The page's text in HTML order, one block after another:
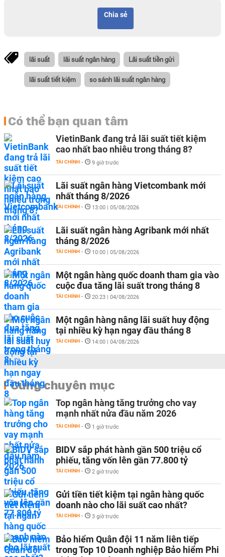
Chia sẻ
lãi suất lãi suất ngân hàng Lãi suất tiền gửi
lãi suất tiết kiệm so sánh lãi suất ngân hàng
Có thể bạn quan tâm
VietinBank đang trả lãi suất tiết kiệm
cao nhất bao nhiêu trong tháng 8?
TÀI CHÍNH - 9 giờ trước
Lãi suất ngân hàng Vietcombank mới
nhất tháng 8/2026
TÀI CHÍNH - 13:00 | 05/08/2026
Lãi suất ngân hàng Agribank mới nhất
tháng 8/2026
TÀI CHÍNH - 10:00 | 05/08/2026
Một ngân hàng quốc doanh tham gia vào
cuộc đua tăng lãi suất trong tháng 8
TÀI CHÍNH - 20:23 | 04/08/2026
Một ngân hàng nâng lãi suất huy động
tại nhiều kỳ hạn ngay đầu tháng 8
TÀI CHÍNH - 14:00 | 04/08/2026
Cùng chuyên mục
Top ngân hàng tăng trưởng cho vay
mạnh nhất nửa đầu năm 2026
TÀI CHÍNH - 1 giờ trước
BIDV sắp phát hành gần 500 triệu cổ
phiếu, tăng vốn lên gần 77.800 tỷ
TÀI CHÍNH - 2 giờ trước
Gửi tiền tiết kiệm tại ngân hàng quốc
doanh nào cho lãi suất cao nhất?
TÀI CHÍNH - 3 giờ trước
Bảo hiểm Quân đội 11 năm liên tiếp
trong Top 10 Doanh nghiệp Bảo hiểm Phi